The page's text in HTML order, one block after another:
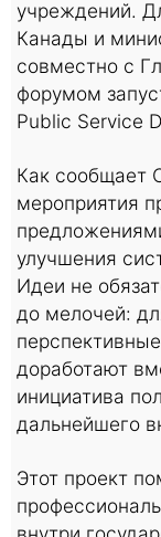
учреждений.
Канады и
совместно с
форумом
Public Service
Как сообщает
мероприятия
улучшения
Идеи не
до мелочей:
доработают
инициатива
дальнейшего
Этот проект